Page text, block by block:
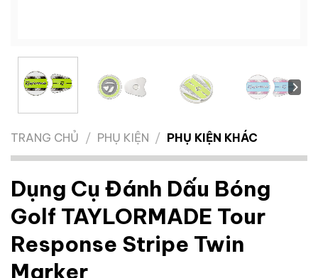
TRANG CHỦ / PHỤ KIỆN / PHỤ KIỆN KHÁC
Dụng Cụ Đánh Dấu Bóng
Golf TAYLORMADE Tour
Response Stripe Twin
Marker